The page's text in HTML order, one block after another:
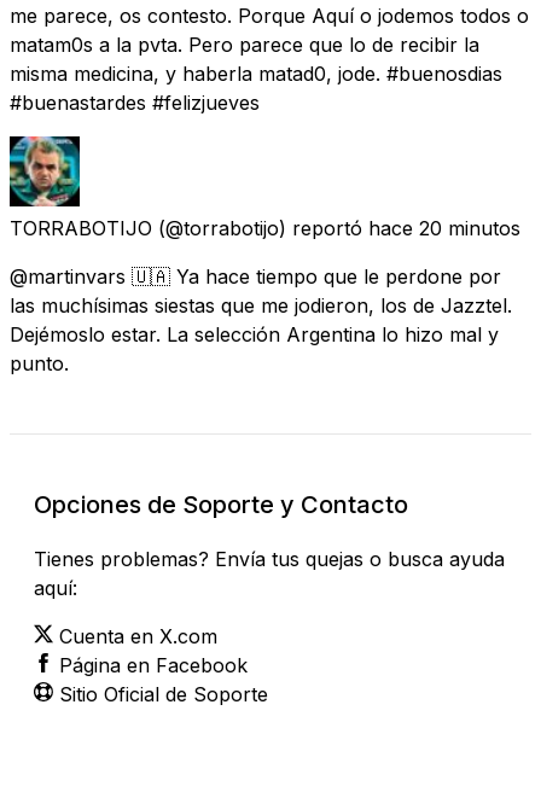
me parece, os contesto. Porque Aquí o jodemos todos o
matam0s a la pvta. Pero parece que lo de recibir la
misma medicina, y haberla matad0, jode. #buenosdias
#buenastardes #felizjueves
TORRABOTIJO (@torrabotijo) reportó hace 20 minutos
@martinvars 🇺🇦 Ya hace tiempo que le perdone por
las muchísimas siestas que me jodieron, los de Jazztel.
Dejémoslo estar. La selección Argentina lo hizo mal y
punto.
Opciones de Soporte y Contacto
Tienes problemas? Envía tus quejas o busca ayuda
aquí:
Cuenta en X.com
Página en Facebook
Sitio Oficial de Soporte